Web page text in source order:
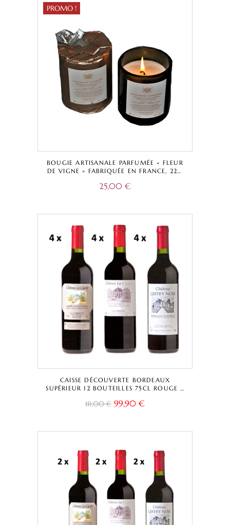
PROMO !
BOUGIE ARTISANALE PARFUMÉE « FLEUR
DE VIGNE » FABRIQUÉE EN FRANCE, 220
25,00 €
CAISSE DÉCOUVERTE BORDEAUX
SUPÉRIEUR 12 BOUTEILLES 75CL ROUGE –
CUVÉE CAPELLA + CHÂTEAU LESTEY NOIR
111,00€ 99,90 €